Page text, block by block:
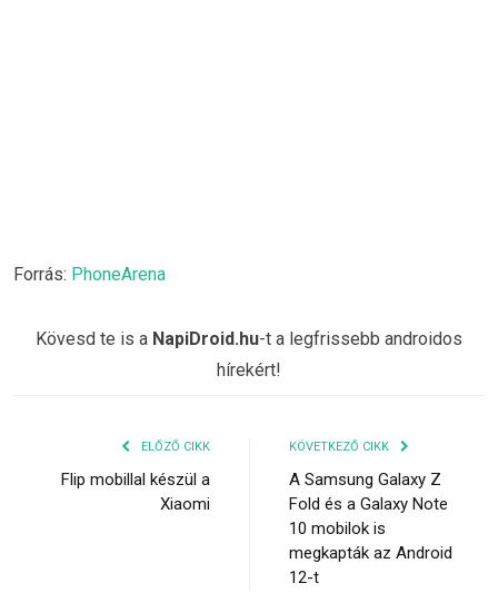
Forrás: PhoneArena
Kövesd te is a NapiDroid.hu-t a legfrissebb androidos
hírekért!
ELŐZŐ CIKK
Flip mobillal készül a
Xiaomi
KÖVETKEZŐ CIKK
A Samsung Galaxy Z
Fold és a Galaxy Note
10 mobilok is
megkapták az Android
12-t